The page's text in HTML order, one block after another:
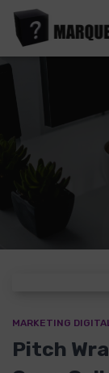
MARKETING
Pitch